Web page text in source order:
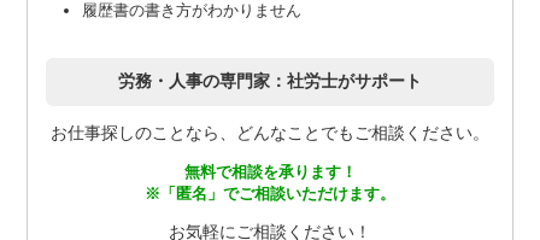
履歴書の書き方がわかりません
労務・人事の専門家：社労士がサポート
お仕事探しのことなら、どんなことでもご相談ください。
無料で相談を承ります！
※「匿名」でご相談いただけます。
お気軽にご相談ください！